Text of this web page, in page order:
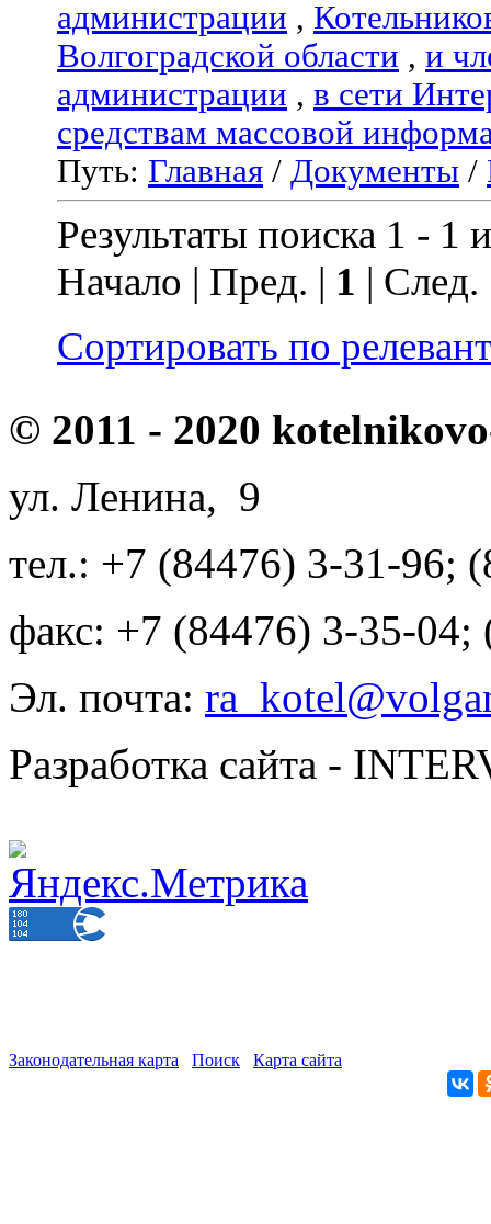
администрации ,
Волгоградской области , и
администрации , в сети
средствам массовой
Путь: Главная / Документы /
Результаты поиска 1 - 1
Начало | Пред. | 1 |
Сортировать по
© 2011 - 2020
ул. Ленина, 9
тел.: +7 (84476) 3-31-96;
факс: +7 (84476) 3-35-04;
Эл. почта:
Разработка сайта -
Законодательная карта Поиск Карта сайта